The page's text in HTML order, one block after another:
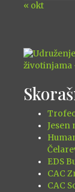
« okt
Jesen
EDS
CAC
CAC